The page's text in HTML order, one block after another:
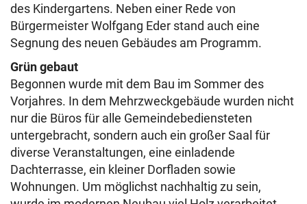
des Kindergartens. Neben einer Rede von
Bürgermeister Wolfgang Eder stand auch eine
Segnung des neuen Gebäudes am Programm.
Grün gebaut
Begonnen wurde mit dem Bau im Sommer des
Vorjahres. In dem Mehrzweckgebäude wurden nicht
nur die Büros für alle Gemeindebediensteten
untergebracht, sondern auch ein großer Saal für
diverse Veranstaltungen, eine einladende
Dachterrasse, ein kleiner Dorfladen sowie
Wohnungen. Um möglichst nachhaltig zu sein,